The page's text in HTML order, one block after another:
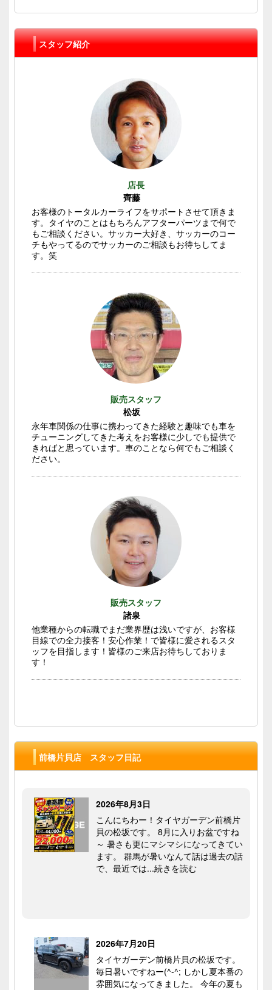
スタッフ紹介
店長
齊藤
お客様のトータルカーライフをサポートさせて頂きま
す。タイヤのことはもちろんアフターパーツまで何で
もご相談ください。サッカー大好き、サッカーのコー
チもやってるのでサッカーのご相談もお待ちしてま
す。笑
販売スタッフ
松坂
永年車関係の仕事に携わってきた経験と趣味でも車を
チューニングしてきた考えをお客様に少しでも提供で
きればと思っています。車のことなら何でもご相談く
ださい。
販売スタッフ
諸泉
他業種からの転職でまだ業界歴は浅いですが、お客様
目線での全力接客！安心作業！で皆様に愛されるスタ
ッフを目指します！皆様のご来店お待ちしておりま
す！
前橋片貝店 スタッフ日記
2026年8月3日
こんにちわー！タイヤガーデン前橋片
貝の松坂です。 8月に入りお盆ですね
～ 暑さも更にマシマシになってきてい
ます。 群馬が暑いなんて話は過去の話
で、最近では...続きを読む
2026年7月20日
タイヤガーデン前橋片貝の松坂です。
毎日暑いですねー(^-^; しかし夏本番の
雰囲気になってきました。 今年の夏も